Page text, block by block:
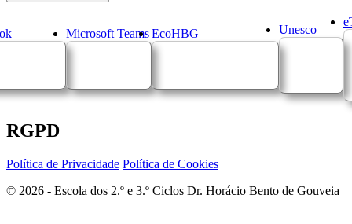
Microsoft Teams EcoHBG Unesco
RGPD
Política de Privacidade Política de Cookies
© 2026 - Escola dos 2.º e 3.º Ciclos Dr. Horácio Bento de Gouveia